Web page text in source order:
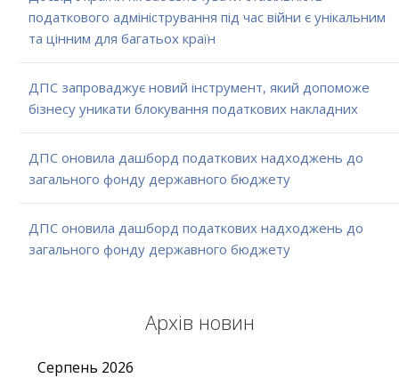
податкового адміністрування під час війни є унікальним
та цінним для багатьох країн
ДПС запроваджує новий інструмент, який допоможе
бізнесу уникати блокування податкових накладних
ДПС оновила дашборд податкових надходжень до
загального фонду державного бюджету
ДПС оновила дашборд податкових надходжень до
загального фонду державного бюджету
Архів новин
Серпень 2026